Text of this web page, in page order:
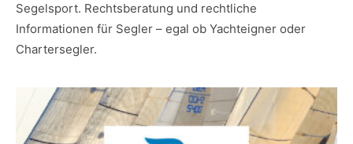
Segelsport. Rechtsberatung und rechtliche
Informationen für Segler – egal ob Yachteigner oder
Chartersegler.